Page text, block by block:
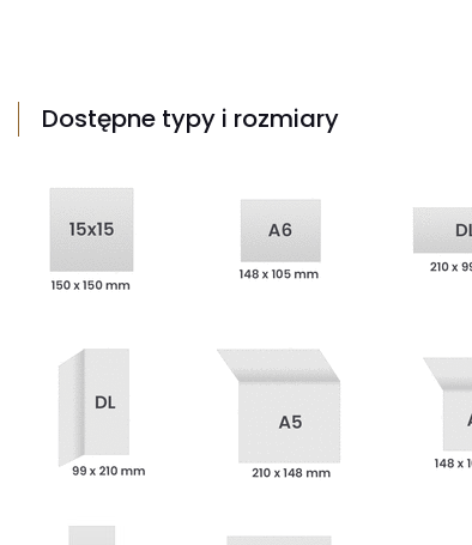
Dostępne typy i rozmiary